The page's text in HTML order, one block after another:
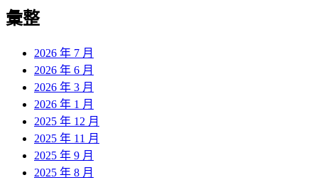
彙整
2026 年 7 月
2026 年 6 月
2026 年 3 月
2026 年 1 月
2025 年 12 月
2025 年 11 月
2025 年 9 月
2025 年 8 月